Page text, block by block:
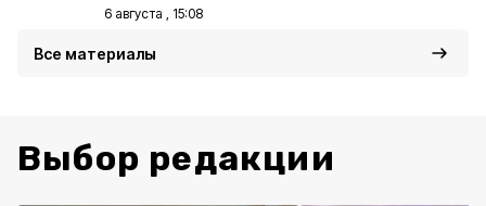
6 августа , 15:08
Все материалы
Выбор редакции